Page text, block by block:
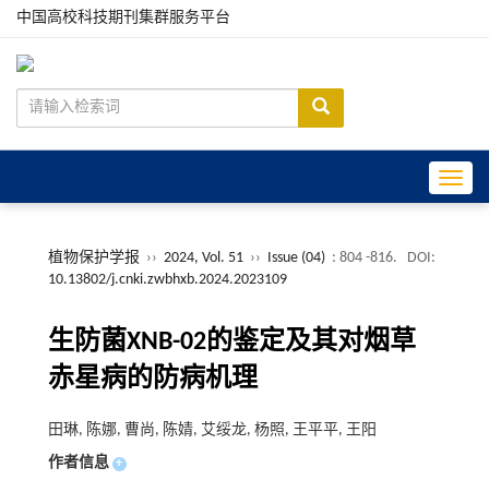
中国高校科技期刊集群服务平台
植物保护学报 ›› 2024, Vol. 51 ›› Issue (04) : 804 -816.
DOI:
10.13802/j.cnki.zwbhxb.2024.2023109
生防菌XNB-02的鉴定及其对烟草
赤星病的防病机理
田琳, 陈娜, 曹尚, 陈婧, 艾绥龙, 杨照, 王平平, 王阳
作者信息 +